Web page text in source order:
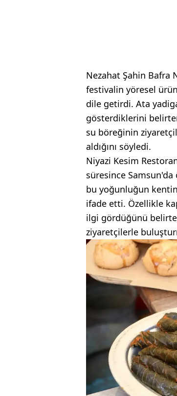
Nezahat Şahin Bafra
festivalin yöresel
dile getirdi. Ata
gösterdiklerini
su böreğinin
aldığını söyledi.
Niyazi Kesim
süresince
bu yoğunluğun kentin
ifade etti. Özellikle
ilgi gördüğünü
ziyaretçilerle